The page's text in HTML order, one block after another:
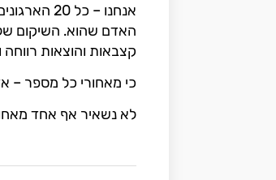
אנחנו –
האדם שהוא. השיקום
קצבאות והוצאות
כי מאחורי כל מספר –
לא נשאיר אף אחד